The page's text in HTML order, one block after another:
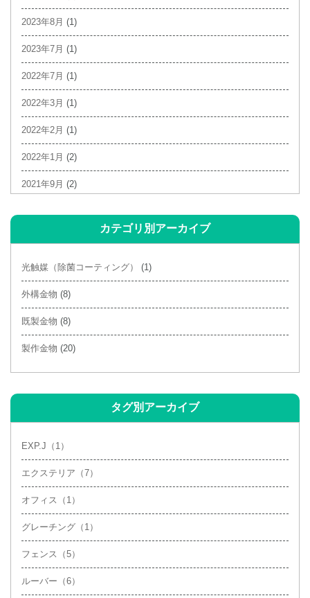
2023年8月 (1)
2023年7月 (1)
2022年7月 (1)
2022年3月 (1)
2022年2月 (1)
2022年1月 (2)
2021年9月 (2)
2021年3月(2)
2021年2月(4)
2020年10月(1)
2020年9月(1)
2020年7月(1)
カテゴリ別アーカイブ
光触媒（除菌コーティング） (1)
外構金物 (8)
既製金物 (8)
製作金物 (20)
タグ別アーカイブ
EXP.J（1）
エクステリア（7）
オフィス（1）
グレーチング（1）
フェンス（5）
ルーバー（6）